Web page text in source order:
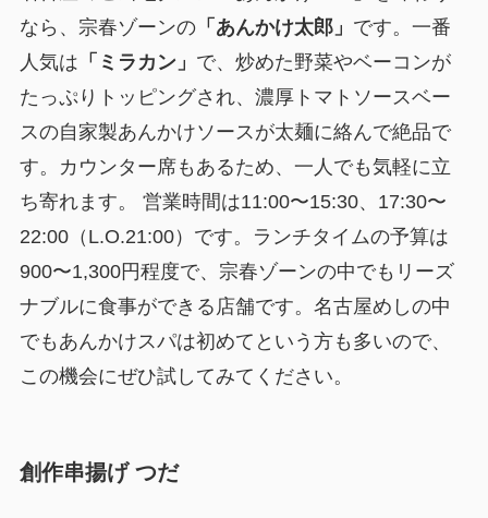
なら、宗春ゾーンの「あんかけ太郎」 です。一番
人気は 「ミラカン」 で、炒めた野菜やベーコンが
たっぷりトッピングされ、濃厚トマトソースベー
スの自家製あんかけソースが太麺に絡んで絶品で
す。カウンター席もあるため、一人でも気軽に立
ち寄れます。 営業時間は11:00〜15:30、17:30〜
22:00（L.O.21:00）です。ランチタイムの予算は
900〜1,300円程度で、宗春ゾーンの中でもリーズ
ナブルに食事ができる店舗です。名古屋めしの中
でもあんかけスパは初めてという方も多いので、
この機会にぜひ試してみてください。
創作串揚げ つだ